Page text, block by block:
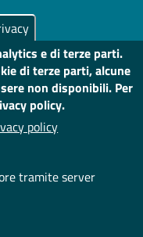
206231
e di terze parti.
di terze parti, alcune
non disponibili. Per
policy.
policy
tramite server